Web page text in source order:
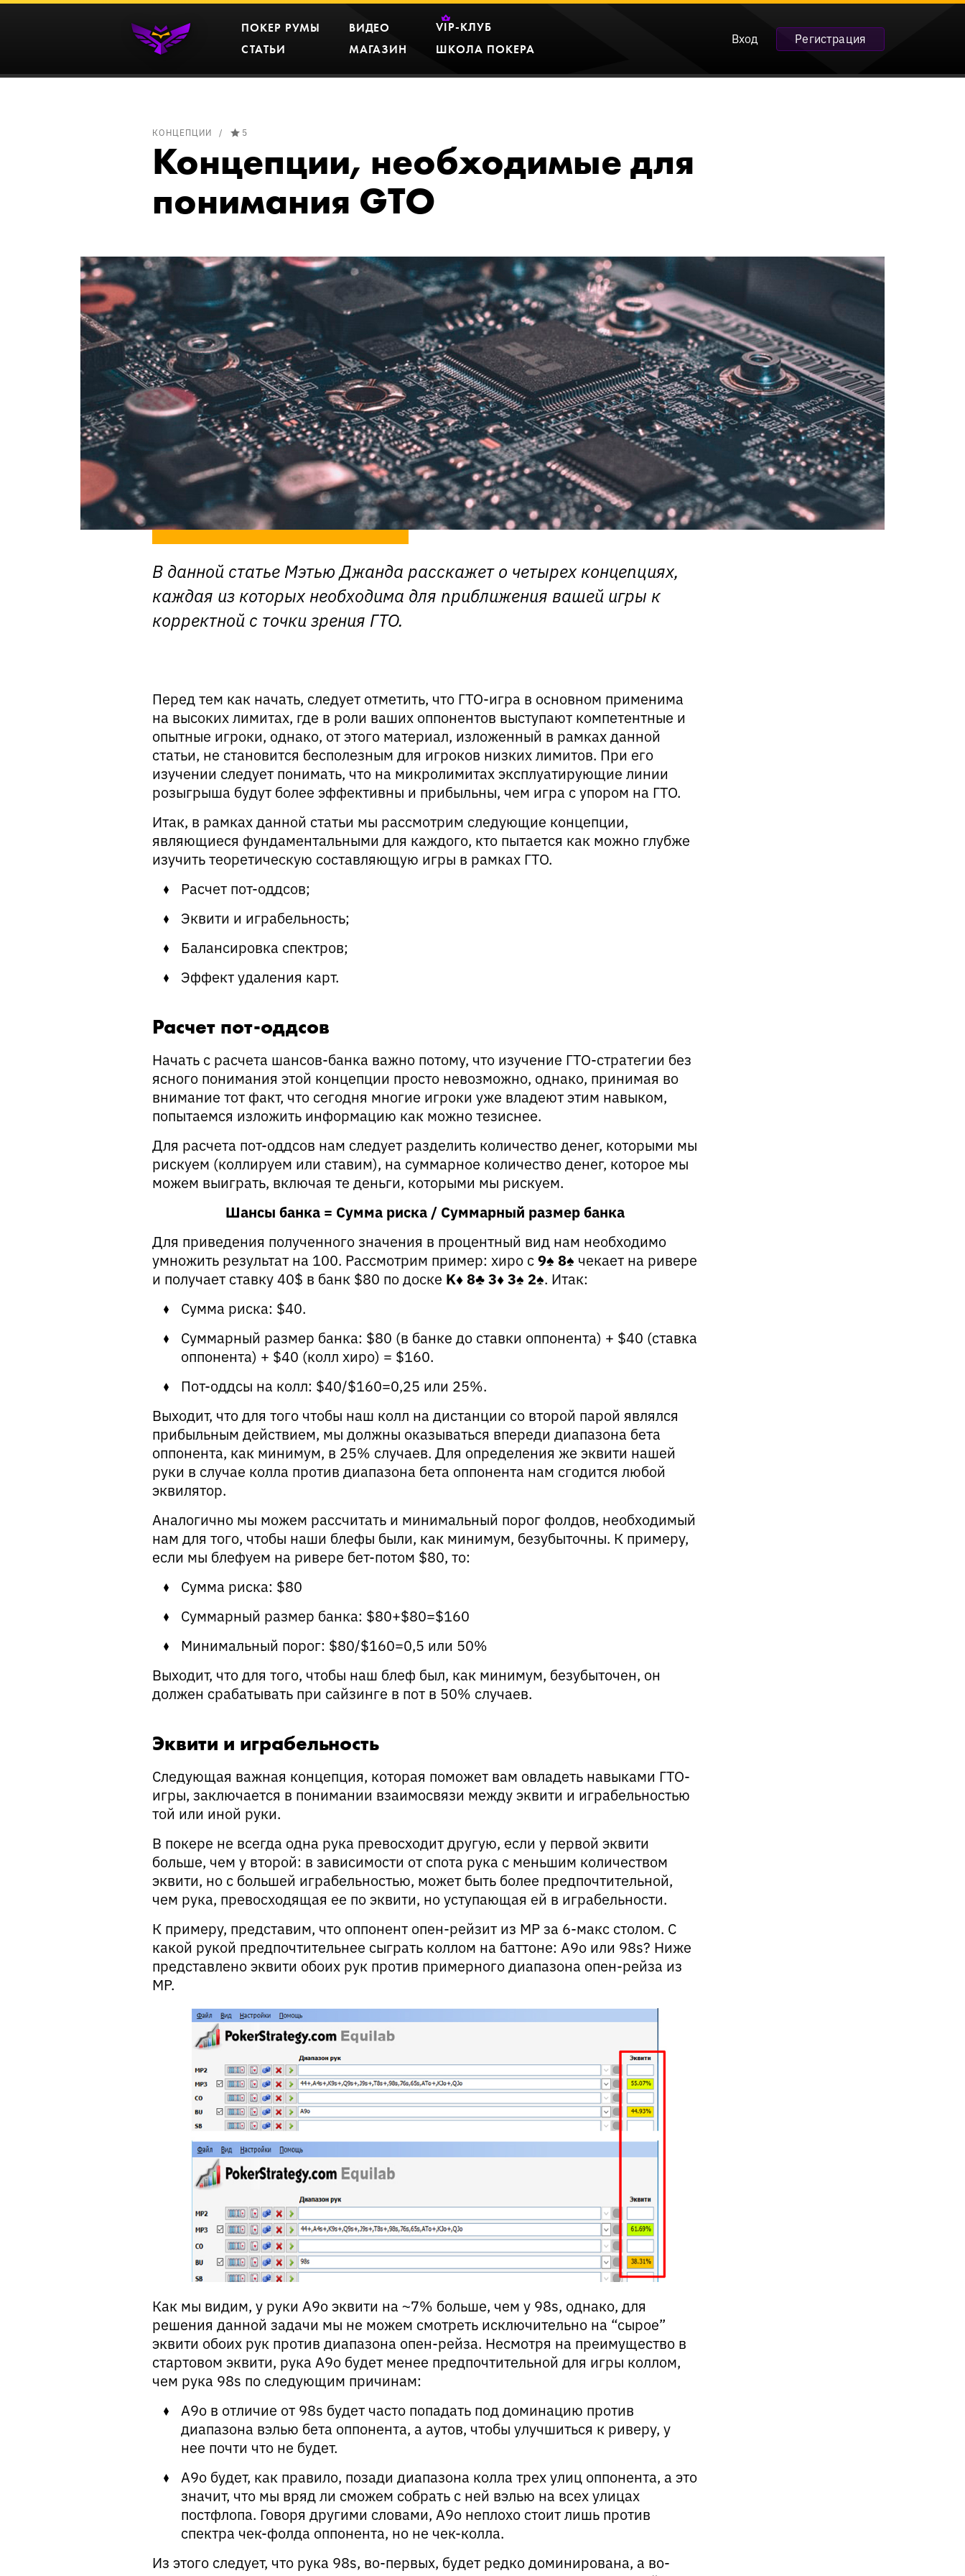
Вход Регистрация
ПОКЕР РУМЫ
СТАТЬИ
ВИДЕО
МАГАЗИН
VIP-КЛУБ
ШКОЛА ПОКЕРА
КОНЦЕПЦИИ 5
Концепции, необходимые для
понимания GTO
В данной статье Мэтью Джанда расскажет о четырех концепциях,
каждая из которых необходима для приближения вашей игры к
корректной с точки зрения ГТО.
Перед тем как начать, следует отметить, что ГТО-игра в основном применима
на высоких лимитах, где в роли ваших оппонентов выступают компетентные и
опытные игроки, однако, от этого материал, изложенный в рамках данной
статьи, не становится бесполезным для игроков низких лимитов. При его
изучении следует понимать, что на микролимитах эксплуатирующие линии
розыгрыша будут более эффективны и прибыльны, чем игра с упором на ГТО.
Итак, в рамках данной статьи мы рассмотрим следующие концепции,
являющиеся фундаментальными для каждого, кто пытается как можно глубже
изучить теоретическую составляющую игры в рамках ГТО.
Расчет пот-оддсов;
Эквити и играбельность;
Балансировка спектров;
Эффект удаления карт.
Расчет пот-оддсов
Начать с расчета шансов-банка важно потому, что изучение ГТО-стратегии без
ясного понимания этой концепции просто невозможно, однако, принимая во
внимание тот факт, что сегодня многие игроки уже владеют этим навыком,
попытаемся изложить информацию как можно тезиснее.
Для расчета пот-оддсов нам следует разделить количество денег, которыми мы
рискуем (коллируем или ставим), на суммарное количество денег, которое мы
можем выиграть, включая те деньги, которыми мы рискуем.
Шансы банка = Сумма риска / Суммарный размер банка
Для приведения полученного значения в процентный вид нам необходимо
умножить результат на 100. Рассмотрим пример: хиро с9♠ 8♠ чекает на ривере
и получает ставку 40$ в банк $80 по доске K♦8♣3♦3♠ 2♠. Итак:
Сумма риска: $40.
Суммарный размер банка: $80 (в банке до ставки оппонента) + $40 (ставка
оппонента) + $40 (колл хиро) = $160.
Пот-оддсы на колл: $40/$160=0,25 или 25%.
Выходит, что для того чтобы наш колл на дистанции со второй парой являлся
прибыльным действием, мы должны оказываться впереди диапазона бета
оппонента, как минимум, в 25% случаев. Для определения же эквити нашей
руки в случае колла против диапазона бета оппонента нам сгодится любой
эквилятор.
Аналогично мы можем рассчитать и минимальный порог фолдов, необходимый
нам для того, чтобы наши блефы были, как минимум, безубыточны. К примеру,
если мы блефуем на ривере бет-потом $80, то:
Сумма риска: $80
Суммарный размер банка: $80+$80=$160
Минимальный порог: $80/$160=0,5 или 50%
Выходит, что для того, чтобы наш блеф был, как минимум, безубыточен, он
должен срабатывать при сайзинге в пот в 50% случаев.
Эквити и играбельность
Следующая важная концепция, которая поможет вам овладеть навыками ГТО-
игры, заключается в понимании взаимосвязи между эквити и играбельностью
той или иной руки.
В покере не всегда одна рука превосходит другую, если у первой эквити
больше, чем у второй: в зависимости от спота рука с меньшим количеством
эквити, но с большей играбельностью, может быть более предпочтительной,
чем рука, превосходящая ее по эквити, но уступающая ей в играбельности.
К примеру, представим, что оппонент опен-рейзит из MP за 6-макс столом. С
какой рукой предпочтительнее сыграть коллом на баттоне: A9o или 98s? Ниже
представлено эквити обоих рук против примерного диапазона опен-рейза из
MP.
Как мы видим, у руки A9o эквити на ~7% больше, чем у 98s, однако, для
решения данной задачи мы не можем смотреть исключительно на “сырое”
эквити обоих рук против диапазона опен-рейза. Несмотря на преимущество в
стартовом эквити, рука A9o будет менее предпочтительной для игры коллом,
чем рука 98s по следующим причинам:
A9o в отличие от 98s будет часто попадать под доминацию против
диапазона вэлью бета оппонента, а аутов, чтобы улучшиться к риверу, у
нее почти что не будет.
A9o будет, как правило, позади диапазона колла трех улиц оппонента, а это
значит, что мы вряд ли сможем собрать с ней вэлью на всех улицах
постфлопа. Говоря другими словами, A9o неплохо стоит лишь против
спектра чек-фолда оппонента, но не чек-колла.
Из этого следует, что рука 98s, во-первых, будет редко доминирована, а во-